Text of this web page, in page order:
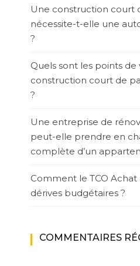
Une construction court
nécessite-t-elle une
?
Quels sont les points
construction court de
?
Une entreprise de
peut-elle prendre en
complète d’un
Comment le TCO
dérives budgétaires ?
COMMENTAIRES